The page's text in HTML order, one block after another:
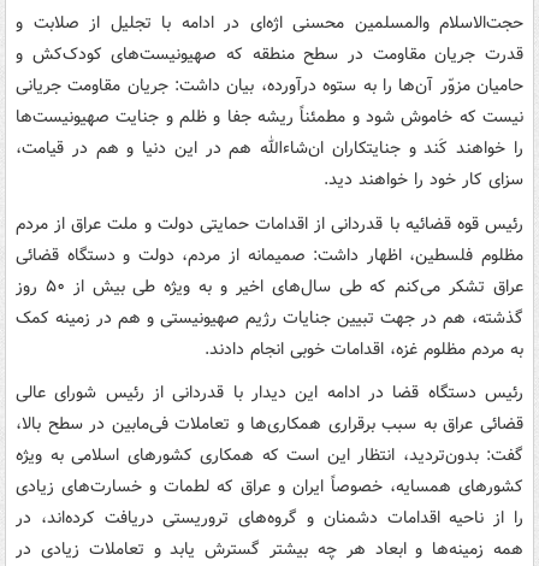
حجت‌الاسلام والمسلمین محسنی اژه‌ای در ادامه با تجلیل از صلابت و
قدرت جریان مقاومت در سطح منطقه که صهیونیست‌های کودک‌کش و
حامیان مزوّر آن‌ها را به ستوه درآورده، بیان داشت: جریان مقاومت جریانی
نیست که خاموش شود و مطمئناً ریشه جفا و ظلم و جنایت صهیونیست‌ها
را خواهند کَند و جنایتکاران ان‌شاءالله هم در این دنیا و هم در قیامت،
سزای کار خود را خواهند دید.
رئیس قوه قضائیه با قدردانی از اقدامات حمایتی دولت و ملت عراق از مردم
مظلوم فلسطین، اظهار داشت: صمیمانه از مردم، دولت و دستگاه قضائی
عراق تشکر می‌کنم که طی سال‌های اخیر و به ویژه طی بیش از ۵۰ روز
گذشته، هم در جهت تبیین جنایات رژیم صهیونیستی و هم در زمینه کمک
به مردم مظلوم غزه، اقدامات خوبی انجام دادند.
رئیس دستگاه قضا در ادامه این دیدار با قدردانی از رئیس شورای عالی
قضائی عراق به سبب برقراری همکاری‌ها و تعاملات فی‌مابین در سطح بالا،
گفت: بدون‌تردید، انتظار این است که همکاری کشورهای اسلامی به ویژه
کشورهای همسایه، خصوصاً ایران و عراق که لطمات و خسارت‌های زیادی
را از ناحیه اقدامات دشمنان و گروه‌های تروریستی دریافت کرده‌اند، در
همه زمینه‌ها و ابعاد هر چه بیشتر گسترش یابد و تعاملات زیادی در